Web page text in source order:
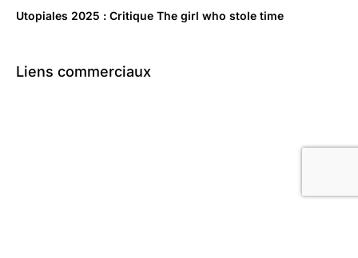
Utopiales 2025 : Critique The girl who stole time
Liens commerciaux